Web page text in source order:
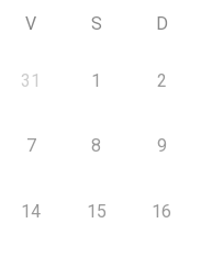
V S D
31 1 2
7 8 9
14 15 16